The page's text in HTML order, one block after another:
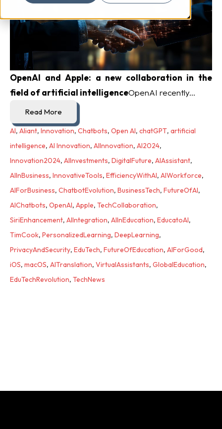
OpenAI and Apple: a new collaboration in the
field of artificial intelligenceOpenAI recently...
Read More
AI, Aliant, Innovation, Chatbots, Open AI, chatGPT, artificial
intelligence, AI Innovation, AIInnovation, AI2024,
Innovation2024, AIInvestments, DigitalFuture, AIAssistant,
AIInBusiness, InnovativeTools, EfficiencyWithAI, AIWorkforce,
AIForBusiness, ChatbotEvolution, BusinessTech, FutureOfAI,
AIChatbots, OpenAI, Apple, TechCollaboration,
SiriEnhancement, AIIntegration, AIInEducation, EducatoAI,
TimCook, PersonalizedLearning, DeepLearning,
PrivacyAndSecurity, EduTech, FutureOfEducation, AIForGood,
iOS, macOS, AITranslation, VirtualAssistants, GlobalEducation,
EduTechRevolution, TechNews